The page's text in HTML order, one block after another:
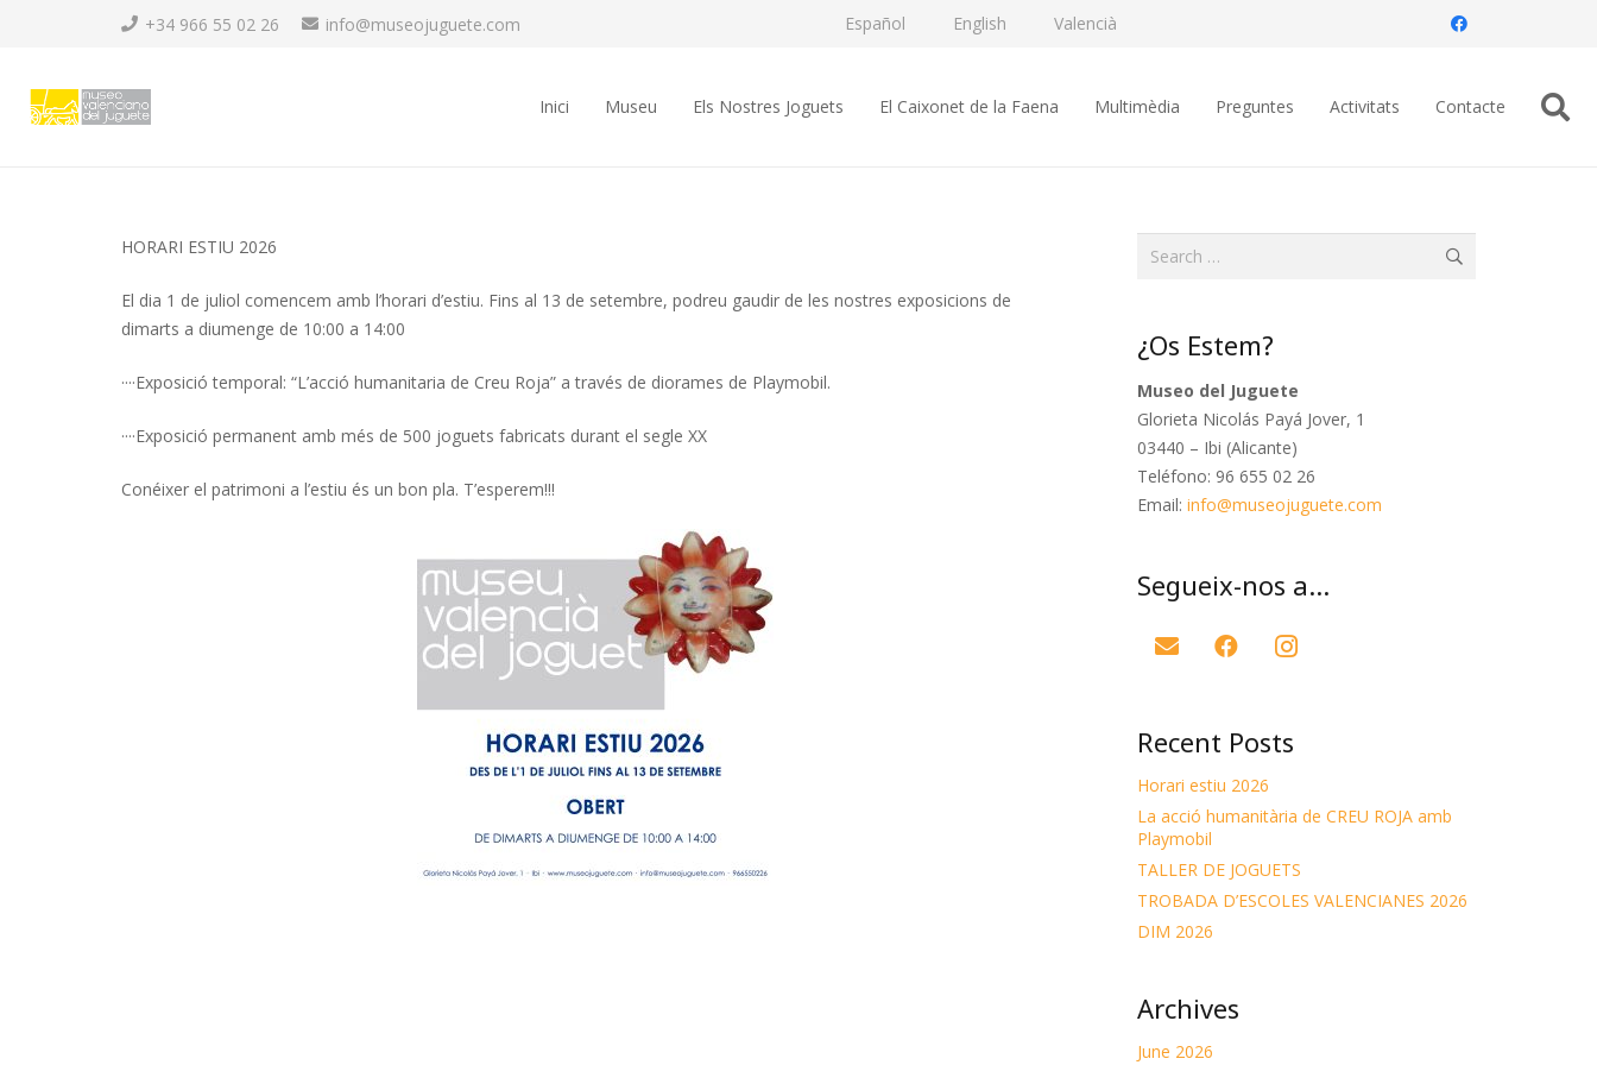
+34 966 55 02 26 info@museojuguete.com Español English Valencià
Inici Museu Els Nostres Joguets El Caixonet de la Faena Multimèdia Preguntes Activitats Contacte
HORARI ESTIU 2026
El dia 1 de juliol comencem amb l’horari d’estiu. Fins al 13 de setembre, podreu gaudir de les nostres exposicions de
dimarts a diumenge de 10:00 a 14:00
····Exposició temporal: “L’acció humanitaria de Creu Roja” a través de diorames de Playmobil.
····Exposició permanent amb més de 500 joguets fabricats durant el segle XX
Conéixer el patrimoni a l’estiu és un bon pla. T’esperem!!!
Search
¿Os Estem?
Museo del Juguete
Glorieta Nicolás Payá Jover, 1
03440 – Ibi (Alicante)
Teléfono: 96 655 02 26
Email: info@museojuguete.com
Segueix-nos a…
Recent Posts
Horari estiu 2026
La acció humanitària de CREU ROJA amb
Playmobil
TALLER DE JOGUETS
TROBADA D’ESCOLES VALENCIANES 2026
DIM 2026
Archives
June 2026